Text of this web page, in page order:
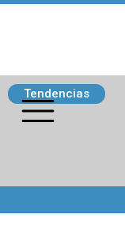
Tendencias